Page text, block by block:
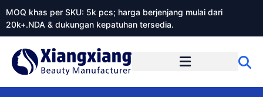
MOQ khas per SKU: 5k pcs; harga berjenjang mulai dari
20k+.NDA & dukungan kepatuhan tersedia.